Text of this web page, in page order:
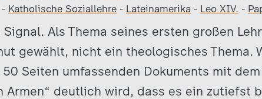
Katholische Soziallehre - Lateinamerika - Leo XIV. -
Als Thema seines ersten großen
gewählt, nicht ein theologisches Thema.
Seiten umfassenden Dokuments mit
Armen“ deutlich wird, dass es ein zutiefst